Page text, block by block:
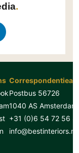
Postbus 56726
1040 AS Amsterdam
+31 (0)6 54 72 56
info@bestinteriors.nl